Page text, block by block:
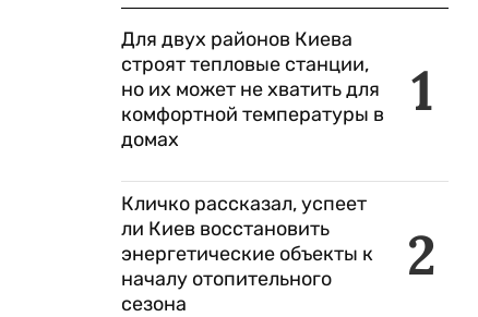
1
Для двух районов Киева
строят тепловые станции,
но их может не хватить для
комфортной температуры в
домах
2
Кличко рассказал, успеет
ли Киев восстановить
энергетические объекты к
началу отопительного
сезона